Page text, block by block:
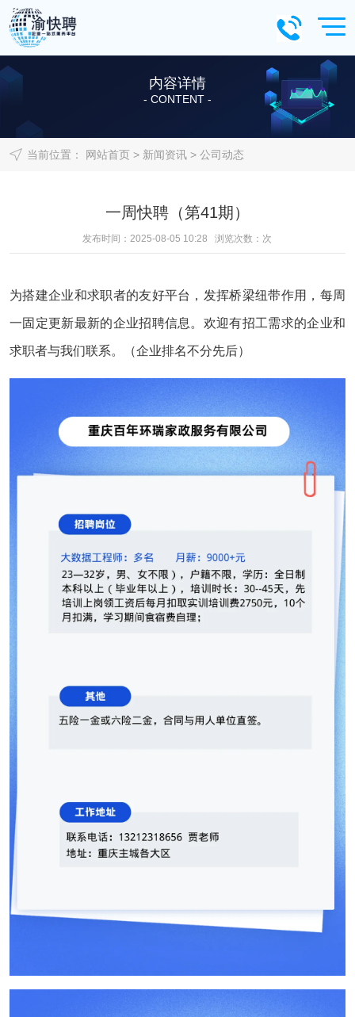
内容详情
- CONTENT -
当前位置： 网站首页> 新闻资讯> 公司动态
一周快聘（第41期）
发布时间：2025-08-05 10:28 浏览次数： 次
为搭建企业和求职者的友好平台，发挥桥梁纽带作用，每周
一固定更新最新的企业招聘信息。欢迎有招工需求的企业和
求职者与我们联系。（企业排名不分先后）